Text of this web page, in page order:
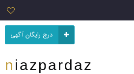
درج رایگان آگهی
niazpardaz